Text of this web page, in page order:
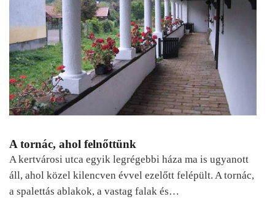
A tornác, ahol felnőttünk
A kertvárosi utca egyik legrégebbi háza ma is ugyanott
áll, ahol közel kilencven évvel ezelőtt felépült. A tornác,
a spalettás ablakok, a vastag falak és…